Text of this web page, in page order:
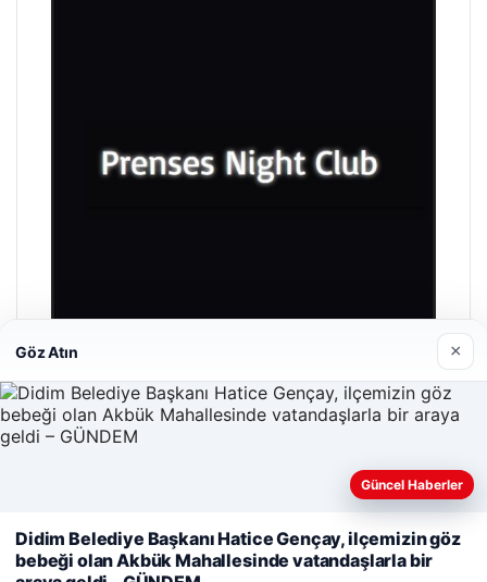
Prenses Night Club
Nisan 29, 2026
deneyiminizi kişiselleştirmek ve geliştirmek amacıyla çerezler
kullanıyoruz.Çerez Politikamız
Göz Atın ×
Güncel Haberler
Didim Belediye Başkanı Hatice Gençay, ilçemizin göz
bebeği olan Akbük Mahallesinde vatandaşlarla bir